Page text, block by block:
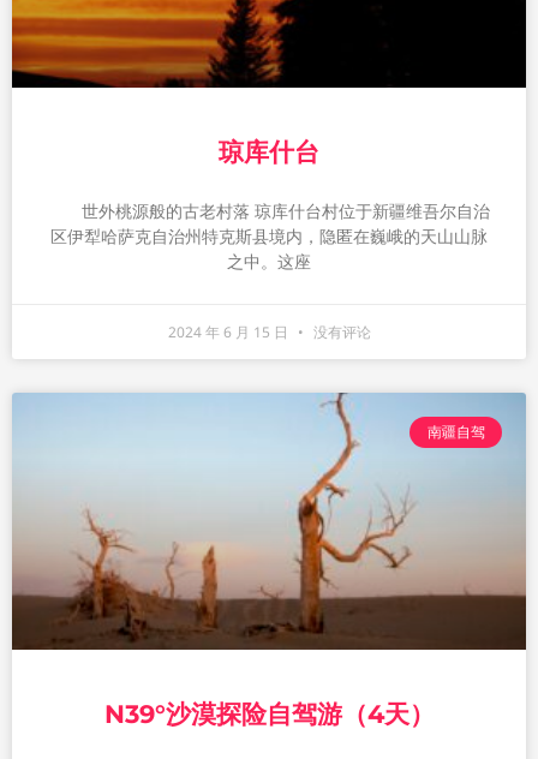
琼库什台
世外桃源般的古老村落 琼库什台村位于新疆维吾尔自治
区伊犁哈萨克自治州特克斯县境内，隐匿在巍峨的天山山脉
之中。这座
2024 年 6 月 15 日 没有评论
南疆自驾
N39°沙漠探险自驾游（4天）